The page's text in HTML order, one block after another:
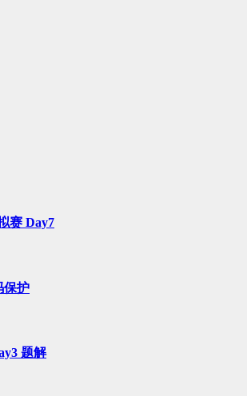
赛 Day7
保护
题解